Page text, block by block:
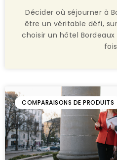
Décider où séjourner à
être un véritable défi,
choisir un hôtel
fois
COMPARAISONS DE PRODUITS